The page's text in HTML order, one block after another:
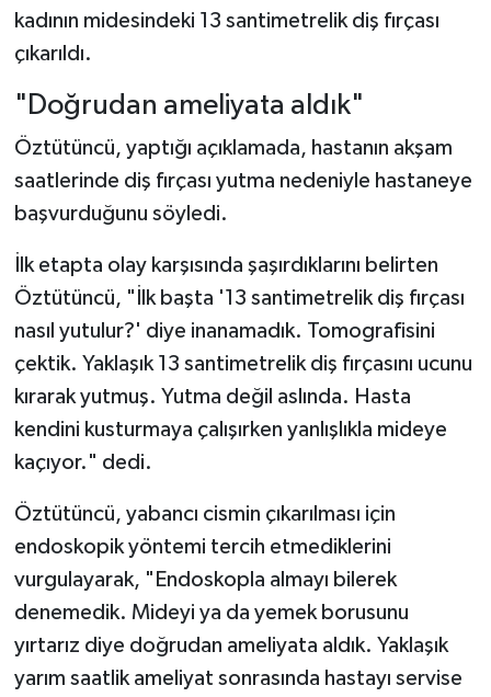
kadının midesindeki 13 santimetrelik diş fırçası
çıkarıldı.
"Doğrudan ameliyata aldık"
Öztütüncü, yaptığı açıklamada, hastanın akşam
saatlerinde diş fırçası yutma nedeniyle hastaneye
başvurduğunu söyledi.
İlk etapta olay karşısında şaşırdıklarını belirten
Öztütüncü, "İlk başta '13 santimetrelik diş fırçası
nasıl yutulur?' diye inanamadık. Tomografisini
çektik. Yaklaşık 13 santimetrelik diş fırçasını ucunu
kırarak yutmuş. Yutma değil aslında. Hasta
kendini kusturmaya çalışırken yanlışlıkla mideye
kaçıyor." dedi.
Öztütüncü, yabancı cismin çıkarılması için
endoskopik yöntemi tercih etmediklerini
vurgulayarak, "Endoskopla almayı bilerek
denemedik. Mideyi ya da yemek borusunu
yırtarız diye doğrudan ameliyata aldık. Yaklaşık
yarım saatlik ameliyat sonrasında hastayı servise